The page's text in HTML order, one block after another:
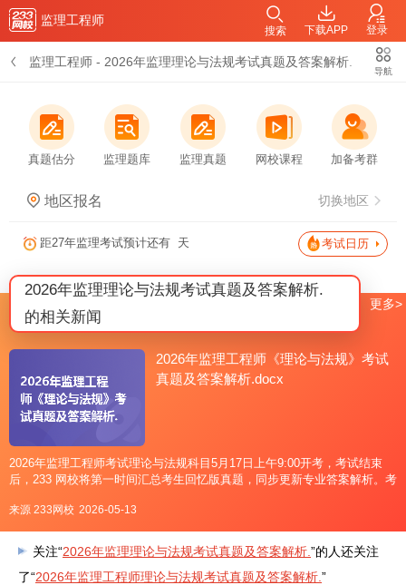
监理工程师
下载APP 登录
搜索
监理工程师 - 2026年监理理论与法规考试真题及答案解析.
导航
真题估分 监理题库 监理真题 网校课程 加备考群
地区报名 切换地区
距27年监理考试预计还有 天 考试日历
2026年监理理论与法规考试真题及答案解析.
的相关新闻
2026年监理工程师《理论与法规》考试
真题及答案解析.docx
2026年监理工程师考试理论与法规科目5月17日上午9:00开考，考试结束
后，233 网校将第一时间汇总考生回忆版真题，同步更新专业答案解析。考
捷又省心！↓点击进入2026监理估分入口↓202
来源 233网校 2026-05-13
更多>
关注“2026年监理理论与法规考试真题及答案解析. ”的人还关注
了“2026年监理工程师理论与法规考试真题及答案解析. ”